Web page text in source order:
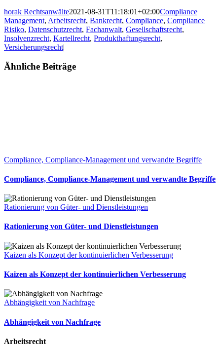
horak Rechtsanwälte2021-08-31T11:18:01+02:00Compliance
Management, Arbeitsrecht, Bankrecht, Compliance, Compliance
Risiko, Datenschutzrecht, Fachanwalt, Gesellschaftsrecht,
Insolvenzrecht, Kartellrecht, Produkthaftungsrecht,
Versicherungsrecht|
Ähnliche Beiträge
Compliance, Compliance-Management und verwandte Begriffe
Compliance, Compliance-Management und verwandte Begriffe
Rationierung von Güter- und Dienstleistungen
Rationierung von Güter- und Dienstleistungen
Kaizen als Konzept der kontinuierlichen Verbesserung
Kaizen als Konzept der kontinuierlichen Verbesserung
Abhängigkeit von Nachfrage
Abhängigkeit von Nachfrage
Arbeitsrecht